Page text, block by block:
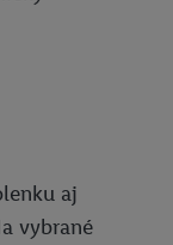
aj
vybrané